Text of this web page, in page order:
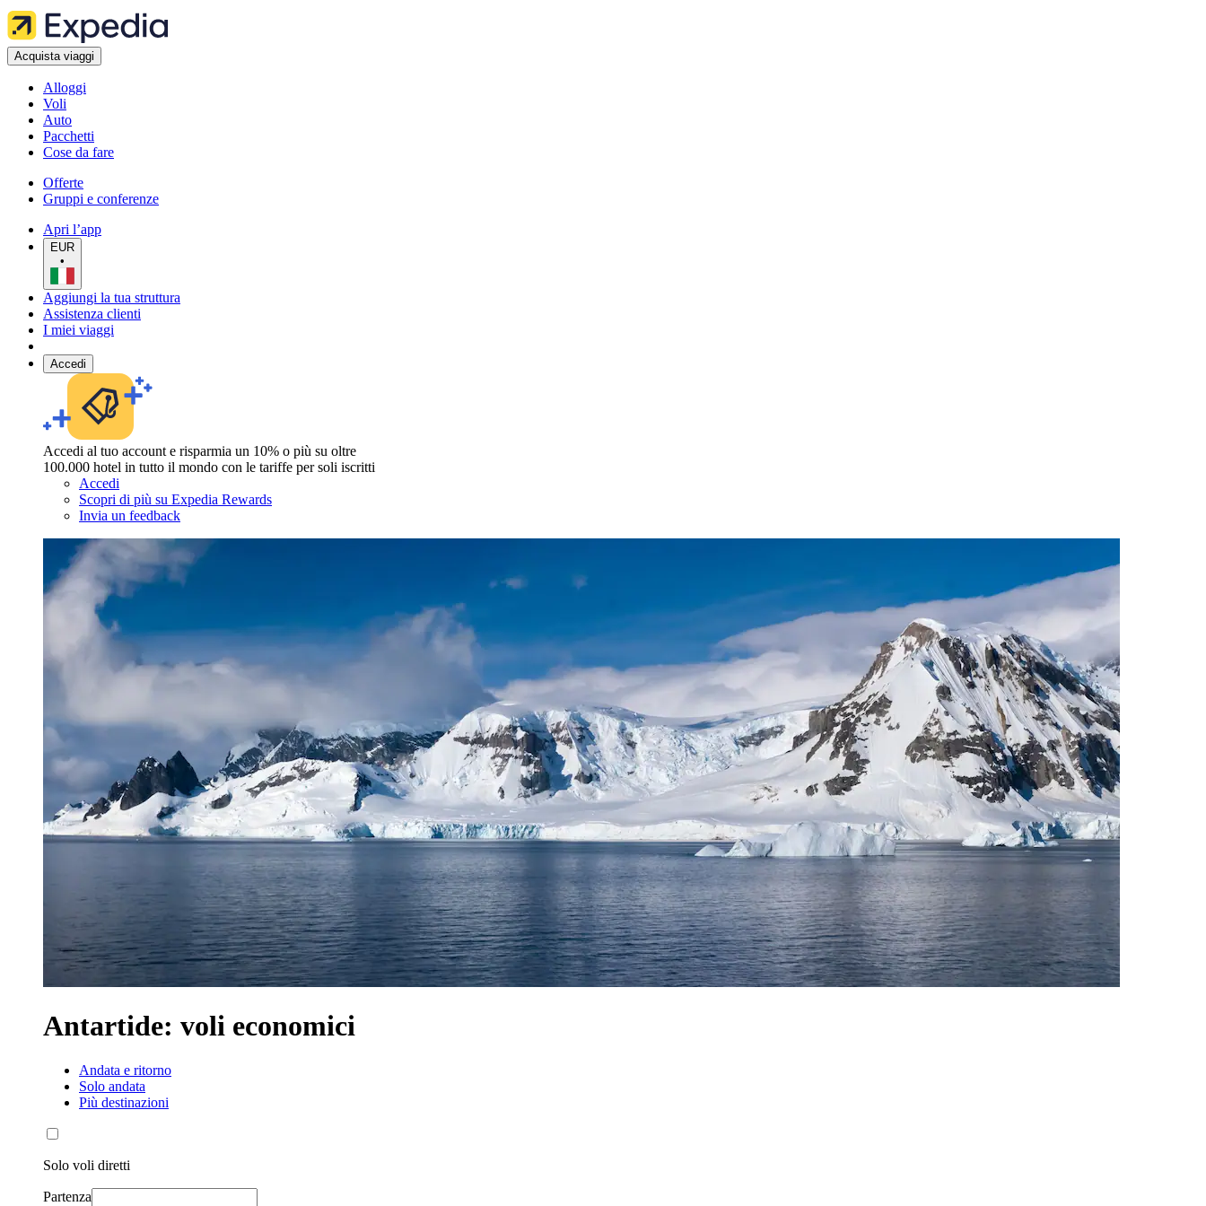
Acquista viaggi
Alloggi
Voli
Auto
Pacchetti
Cose da fare
Offerte
Gruppi e conferenze
Apri l’app
EUR
•
Aggiungi la tua struttura
Assistenza clienti
I miei viaggi
Accedi
Accedi al tuo account e risparmia un 10% o più su oltre
100.000 hotel in tutto il mondo con le tariffe per soli iscritti
Accedi
Scopri di più su Expedia Rewards
Invia un feedback
Antartide: voli economici
Andata e ritorno
Solo andata
Più destinazioni
Solo voli diretti
Partenza